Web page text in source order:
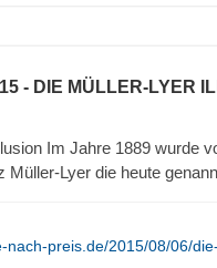
- DIE MÜLLER-LYER
Im Jahre 1889 wurde
Müller-Lyer die heute
nach-preis.de/2015/08/06/